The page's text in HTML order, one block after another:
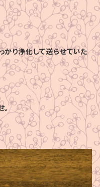
かり浄化して送らせていた
。